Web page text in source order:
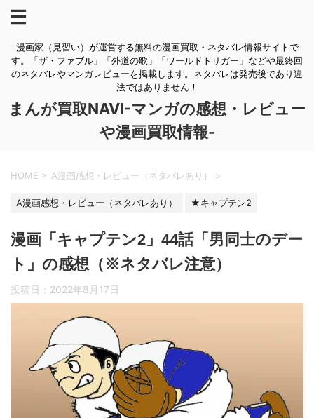
漫画家（見習い）が運営する無料の漫画買取・ネタバレ情報サイトで
す。「ザ・ファブル」「外道の歌」「ワールドトリガー」などや最終回
のネタバレやマンガレビューを掲載します。ネタバレは発売後であり違
法ではありません！
まんが買取NAVI-マンガの感想・レビュー
や漫画買取情報-
HOME > A漫画感想・レビュー（ネタバレあり） >
A漫画感想・レビュー（ネタバレあり） ★キャプテン2
漫画「キャプテン2」44話「男同士のデー
ト」の感想（※ネタバレ注意）
投稿日： 2022年8月17日